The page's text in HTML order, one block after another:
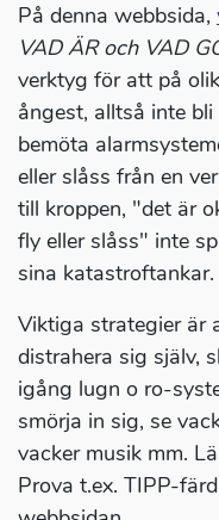
På denna webbsida,
VAD ÄR och VAD
verktyg för att på
ångest, alltså inte
bemöta
eller slåss från en
till kroppen, "det är
fly eller slåss" inte
sina katastroftankar.
Viktiga strategier är
distrahera sig själv,
igång lugn o ro-
smörja in sig, se
vacker musik mm.
Prova t.ex. TIPP-